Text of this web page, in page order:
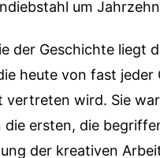
um
der Geschichte liegt
heute von fast
vertreten wird. Sie
die ersten, die
der kreativen